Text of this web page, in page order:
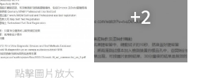
+2
點擊圖片放大